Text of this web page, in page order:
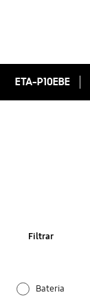
ETA-P10EBE
Filtrar
Bateria